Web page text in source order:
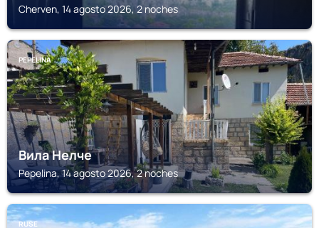
Cherven, 14 agosto 2026, 2 noches
PEPELINA
Вила Нелче
Pepelina, 14 agosto 2026, 2 noches
RUSE